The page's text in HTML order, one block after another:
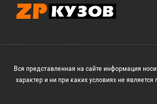
Вся представленная на сайте информация
характер и ни при каких условиях не является